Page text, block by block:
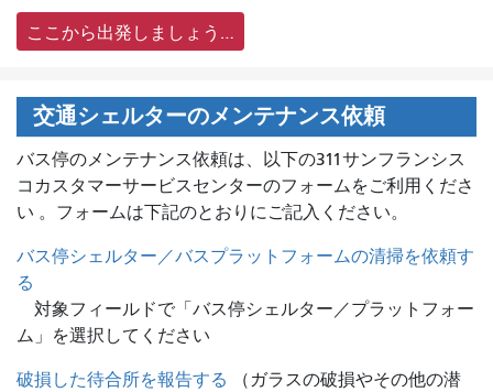
ここから出発しましょう…
交通シェルターのメンテナンス依頼
バス停のメンテナンス依頼は、 以下の311サンフランシス
コカスタマーサービスセンターのフォームをご利用くださ
い 。フォームは下記のとおりにご記入ください。
バス停シェルター／バスプラットフォームの清掃を依頼す
る
対象フィールドで「バス停シェルター／プラットフォー
ム」を選択してください
破損した待合所を報告する
（ガラスの破損やその他の潜